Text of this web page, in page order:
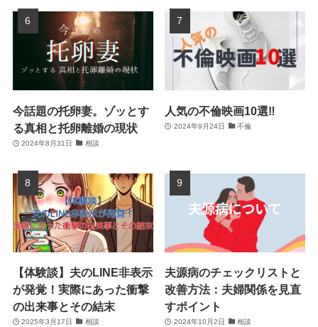
今話題の托卵妻。ゾッとす
る真相と托卵離婚の現状
2024年8月31日 相談
人気の不倫映画10選‼
2024年9月24日 不倫
【体験談】夫のLINE非表示
が発覚！実際にあった衝撃
の出来事とその結末
2025年3月17日 相談
夫源病のチェックリストと
改善方法：夫婦関係を見直
すポイント
2024年10月2日 相談